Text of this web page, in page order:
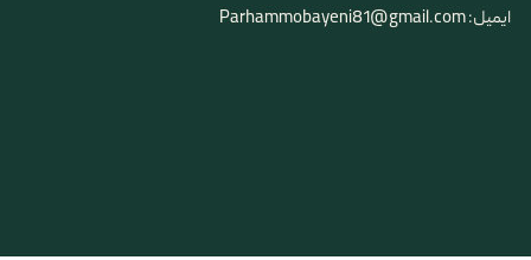
ایمیل: Parhammobayeni81@gmail.com